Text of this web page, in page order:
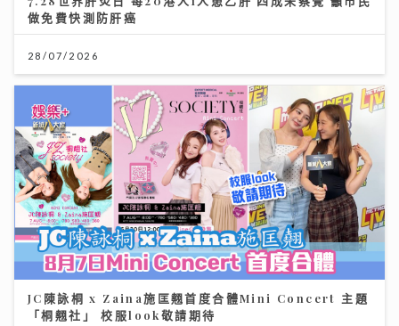
做免費快測防肝癌
28/07/2026
JC陳詠桐 x Zaina施匡翹首度合體Mini Concert 主題
「桐翹社」 校服look敬請期待